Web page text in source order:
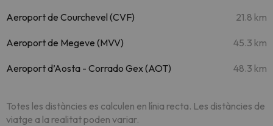
Aeroport de Courchevel (CVF) 21.8 km
Aeroport de Megeve (MVV) 45.3 km
Aeroport d’Aosta - Corrado Gex (AOT) 48.3 km
Totes les distàncies es calculen en línia recta. Les distàncies de
viatge a la realitat poden variar.